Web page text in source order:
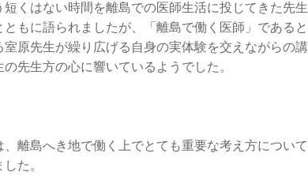
くはない時間を離島での医師生活に投じてきた先
ともに語られましたが、「離島で働く医師」である
室原先生が繰り広げる自身の実体験を交えながらの
先生方の心に響いているようでした。
、離島へき地で働く上でとても重要な考え方につい
た。